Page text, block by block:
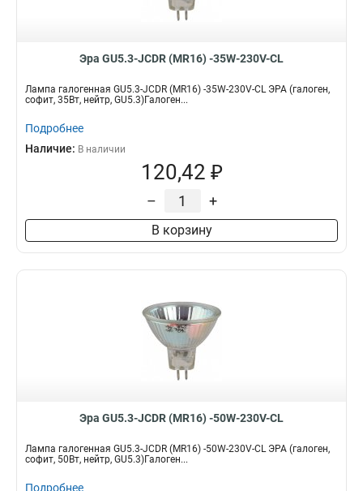
Эра GU5.3-JCDR (MR16) -35W-230V-CL
Лампа галогенная GU5.3-JCDR (MR16) -35W-230V-CL ЭРА (галоген,
софит, 35Вт, нейтр, GU5.3)Галоген...
Подробнее
Наличие: В наличии
120,42 ₽
– +
В корзину
Эра GU5.3-JCDR (MR16) -50W-230V-CL
Лампа галогенная GU5.3-JCDR (MR16) -50W-230V-CL ЭРА (галоген,
софит, 50Вт, нейтр, GU5.3)Галоген...
Подробнее